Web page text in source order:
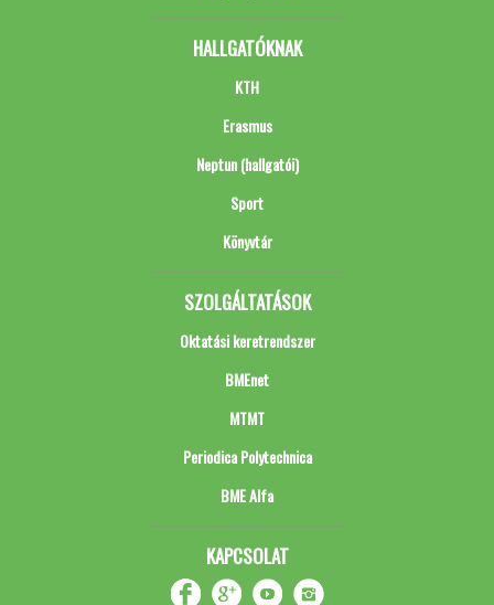
HALLGATÓKNAK
KTH
Erasmus
Neptun (hallgatói)
Sport
Könyvtár
SZOLGÁLTATÁSOK
Oktatási keretrendszer
BMEnet
MTMT
Periodica Polytechnica
BME Alfa
KAPCSOLAT